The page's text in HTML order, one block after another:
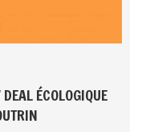
ÉCOLOGIQUE